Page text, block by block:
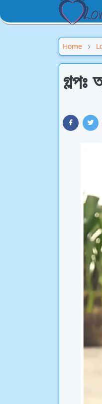
Home
গল্পঃ